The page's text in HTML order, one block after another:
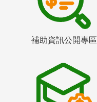
補助資訊公開專區